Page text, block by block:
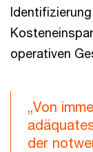
operativen
„Von
der